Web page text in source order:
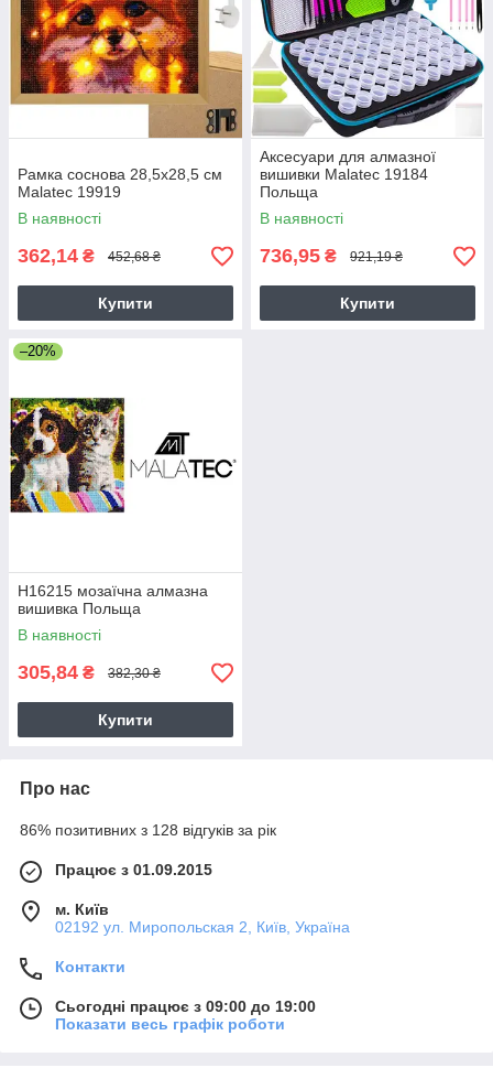
Рамка соснова 28,5х28,5 см
Malatec 19919
В наявності
362,14 ₴ 452,68 ₴
Купити
Аксесуари для алмазної
вишивки Malatec 19184
Польща
В наявності
736,95 ₴ 921,19 ₴
Купити
–20%
H16215 мозаїчна алмазна
вишивка Польща
В наявності
305,84 ₴ 382,30 ₴
Купити
Про нас
86% позитивних з 128 відгуків за рік
Працює з 01.09.2015
м. Київ
02192 ул. Миропольская 2, Київ, Україна
Контакти
Сьогодні працює з 09:00 до 19:00
Показати весь графік роботи